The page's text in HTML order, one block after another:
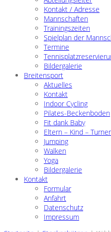
Kontakt / Adresse
Mannschaften
Trainingszeiten
Spielplan der
Termine
Bildergalerie
Breitensport
Aktuelles
Kontakt
Indoor Cycling
Pilates-Beckenboden
Fit dank Baby
Eltern – Kind –
Jumping
Walken
Yoga
Bildergalerie
Kontakt
Formular
Anfahrt
Datenschutz
Impressum